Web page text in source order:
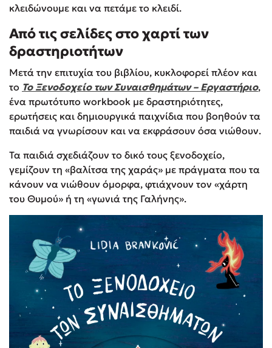
κλειδώνουμε και να πετάμε το κλειδί.
Από τις σελίδες στο χαρτί των
δραστηριοτήτων
Μετά την επιτυχία του βιβλίου, κυκλοφορεί πλέον και
το To Ξενοδοχείο των Συναισθημάτων – Εργαστήριο,
ένα πρωτότυπο workbook με δραστηριότητες,
ερωτήσεις και δημιουργικά παιχνίδια που βοηθούν τα
παιδιά να γνωρίσουν και να εκφράσουν όσα νιώθουν.
Τα παιδιά σχεδιάζουν το δικό τους ξενοδοχείο,
γεμίζουν τη «βαλίτσα της χαράς» με πράγματα που τα
κάνουν να νιώθουν όμορφα, φτιάχνουν τον «χάρτη
του Θυμού» ή τη «γωνιά της Γαλήνης».